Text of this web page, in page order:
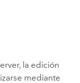
, la edición
mediante